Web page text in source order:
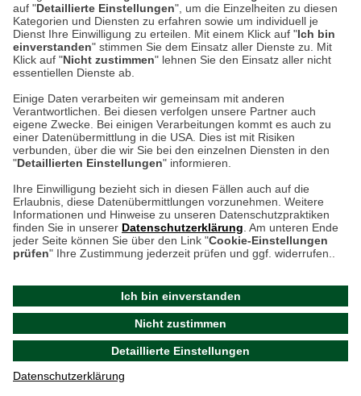
auf "Detaillierte Einstellungen", um die Einzelheiten zu diesen
Kategorien und Diensten zu erfahren sowie um individuell je
Dienst Ihre Einwilligung zu erteilen. Mit einem Klick auf "Ich bin
einverstanden" stimmen Sie dem Einsatz aller Dienste zu. Mit
Klick auf "Nicht zustimmen" lehnen Sie den Einsatz aller nicht
essentiellen Dienste ab.
Einige Daten verarbeiten wir gemeinsam mit anderen
Verantwortlichen. Bei diesen verfolgen unsere Partner auch
eigene Zwecke. Bei einigen Verarbeitungen kommt es auch zu
einer Datenübermittlung in die USA. Dies ist mit Risiken
verbunden, über die wir Sie bei den einzelnen Diensten in den
"Detaillierten Einstellungen" informieren.
Ihre Einwilligung bezieht sich in diesen Fällen auch auf die
Erlaubnis, diese Datenübermittlungen vorzunehmen. Weitere
Informationen und Hinweise zu unseren Datenschutzpraktiken
finden Sie in unserer Datenschutzerklärung . Am unteren Ende
jeder Seite können Sie über den Link "Cookie-Einstellungen
prüfen" Ihre Zustimmung jederzeit prüfen und ggf. widerrufen..
Ich bin einverstanden
Nicht zustimmen
Detaillierte Einstellungen
Datenschutzerklärung
weitere Information
Hier finden Sie uns im Netz
Kontakt
Umwelt und Entsorgung
Zur Echtheit von Bewertungen
Hinweisgeber-Schutzgesetz
Barrierefreiheit unserer Website
Aktuelle Cookie-Einstellungen prüfen
am 08.08.2026 um 17:48
2024 THE BRITISH SHOP
Versandhandel GmbH & Co. KG
Cookie-Einstellungen in Ihrem Browser
ACHTUNG!
Ihr Browser speichert aktuell keine Cookies!
Leider können Sie in diesem Fall unseren Online-Shop
Bitte stellen Sie sicher, dass Ihr Browser unsere funktionalen
Cookies für die Dauer Ihres Besuchs auf unserer Website
akzeptiert. Unabhängig davon können Sie entscheiden,
welche zustimmungspflichtigen Cookies wir setzen dürfen.